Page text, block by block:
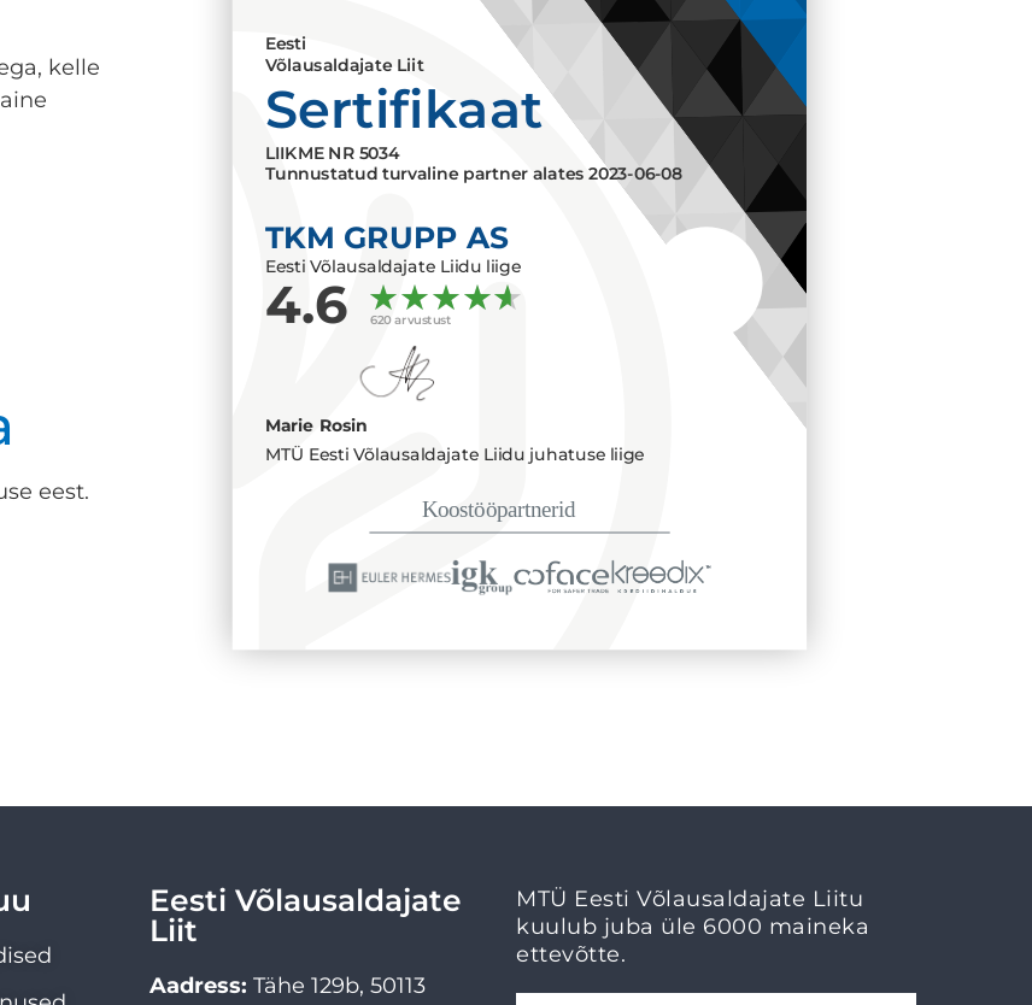
kelle
eest.
Eesti
Võlausaldajate Liit
Sertifikaat
LIIKME NR 5034
Tunnustatud turvaline partner alates 2023-06-08
TKM GRUPP AS
Eesti Võlausaldajate Liidu liige
4.6 620 arvustust
Marie Rosin
MTÜ Eesti Võlausaldajate Liidu juhatuse liige
Eesti Võlausaldajate
Liit
Aadress: Tähe 129b, 50113
MTÜ Eesti Võlausaldajate Liitu
kuulub juba üle 6000 maineka
ettevõtte.